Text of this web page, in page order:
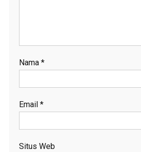
Nama *
Email *
Situs Web